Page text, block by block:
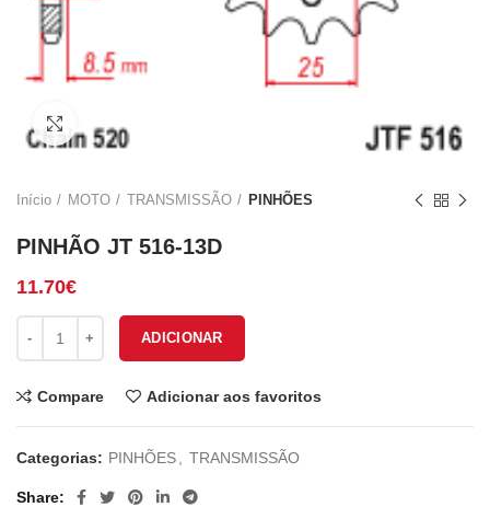
Click to enlarge
Início MOTO TRANSMISSÃO PINHÕES
PINHÃO JT 516-13D
11.70€
ADICIONAR
Compare Adicionar aos favoritos
Categorias: PINHÕES TRANSMISSÃO
Share